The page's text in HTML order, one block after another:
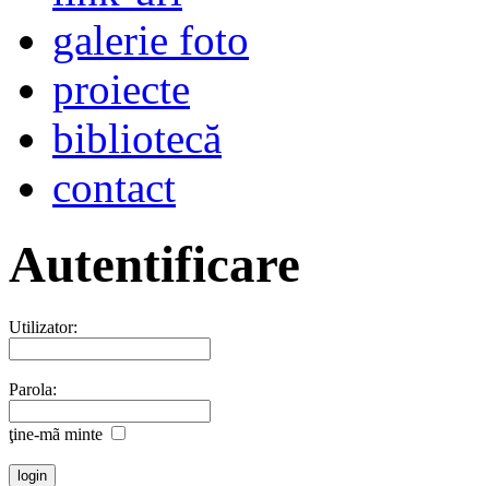
galerie foto
proiecte
bibliotecă
contact
Autentificare
Utilizator:
Parola:
ţine-mã minte